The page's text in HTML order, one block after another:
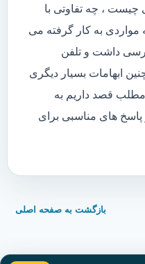
، چه تفاوتی با
مواردی به کار گرفته می
داشت و تلفن
ابهامات بسیار دیگری
مطلب قصد داریم به
های مناسبی برای
بازگشت به صفحه اصلی